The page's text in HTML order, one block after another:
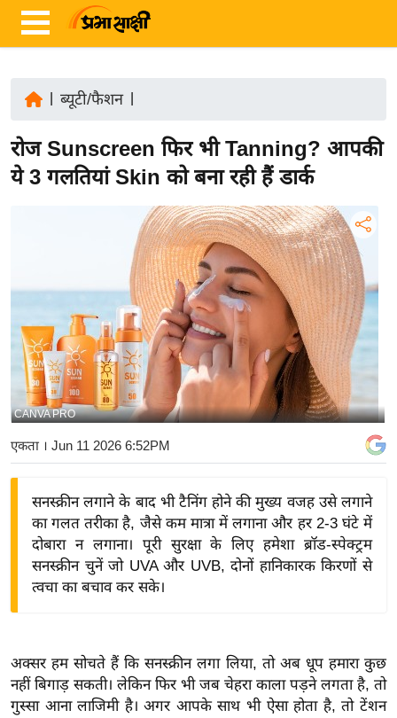
ज़ा
ख
अं
त
र्रा
ष्ट्री
य
बि
ज़
द्यो
त
वि
शे
ब्यूटी/फैशन|
रोज Sunscreen फिर भी Tanning? आपकी
ये 3 गलतियां Skin को बना रही हैं डार्क
CANVA PRO
एकता । Jun 11 2026 6:52PM
सनस्क्रीन लगाने के बाद भी टैनिंग होने की मुख्य वजह उसे लगाने
का गलत तरीका है, जैसे कम मात्रा में लगाना और हर 2-3 घंटे में
दोबारा न लगाना। पूरी सुरक्षा के लिए हमेशा ब्रॉड-स्पेक्ट्रम
सनस्क्रीन चुनें जो UVA और UVB, दोनों हानिकारक किरणों से
त्वचा का बचाव कर सके।
अक्सर हम सोचते हैं कि सनस्क्रीन लगा लिया, तो अब धूप हमारा कुछ
नहीं बिगाड़ सकती। लेकिन फिर भी जब चेहरा काला पड़ने लगता है, तो
गुस्सा आना लाजिमी है। अगर आपके साथ भी ऐसा होता है, तो टेंशन